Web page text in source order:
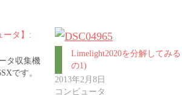
ータ】:
タ収集機
です。
Limelight2020を分解してみ
の1)
2013年2月8日
コンピュータ